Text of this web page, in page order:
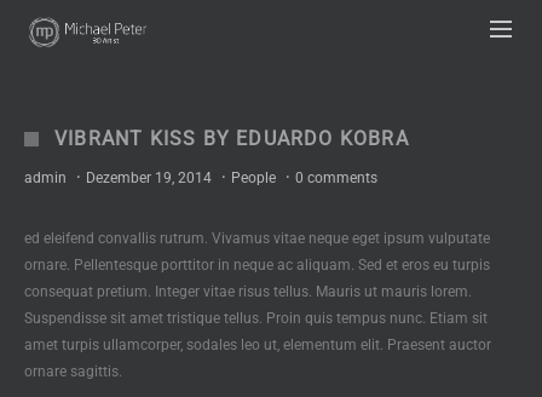
VIBRANT KISS BY EDUARDO KOBRA
admin · Dezember 19, 2014 · People · 0 comments
ed eleifend convallis rutrum. Vivamus vitae neque eget ipsum vulputate
ornare. Pellentesque porttitor in neque ac aliquam. Sed et eros eu turpis
consequat pretium. Integer vitae risus tellus. Mauris ut mauris lorem.
Suspendisse sit amet tristique tellus. Proin quis tempus nunc. Etiam sit
amet turpis ullamcorper, sodales leo ut, elementum elit. Praesent auctor
ornare sagittis.